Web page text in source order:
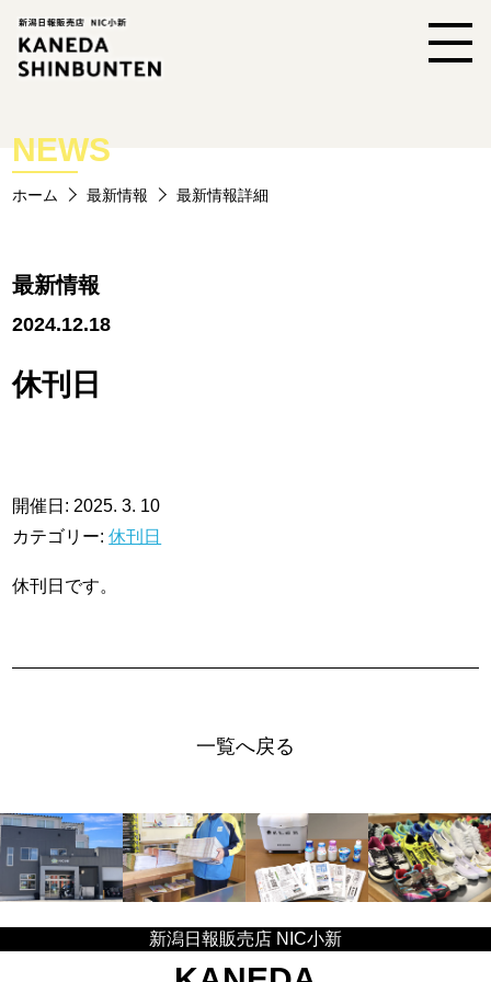
NEWS
ホーム 最新情報 最新情報詳細
最新情報
2024.12.18
休刊日
開催日: 2025. 3. 10
カテゴリー:休刊日
休刊日です。
一覧へ戻る
新潟日報販売店 NIC小新